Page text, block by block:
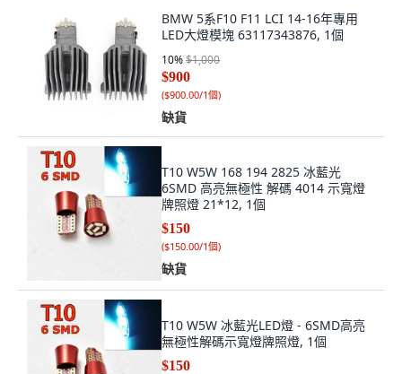
BMW 5系F10 F11 LCI 14-16年專用
LED大燈模塊 63117343876, 1個
10%$1,000
$900
($900.00/1個)
缺貨
T10 W5W 168 194 2825 冰藍光
6SMD 高亮無極性 解碼 4014 示寬燈
牌照燈 21*12, 1個
$150
($150.00/1個)
缺貨
T10 W5W 冰藍光LED燈 - 6SMD高亮
無極性解碼示寬燈牌照燈, 1個
$150